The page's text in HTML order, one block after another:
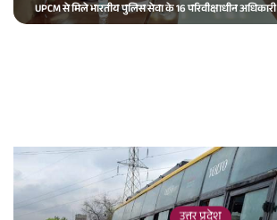
a
UPCM से मिले भारतीय पुलिस सेवा के 16 परिवीक्षाधीन अधिकारी